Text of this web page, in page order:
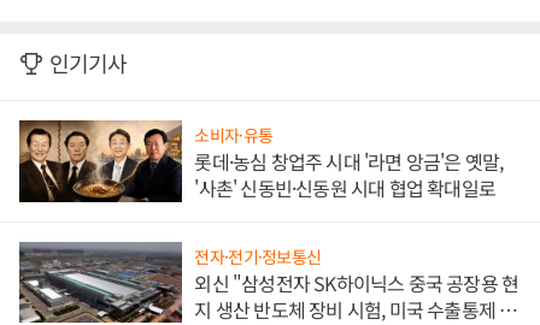
인기기사
소비자·유통
롯데·농심 창업주 시대 '라면 앙금'은 옛말,
'사촌' 신동빈·신동원 시대 협업 확대일로
전자·전기·정보통신
외신 "삼성전자 SK하이닉스 중국 공장용 현
지 생산 반도체 장비 시험, 미국 수출통제 대